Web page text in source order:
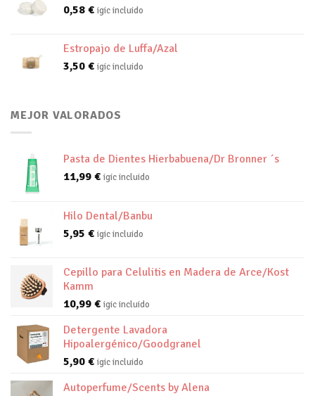
0,58 € igic incluido
Estropajo de Luffa/Azal
3,50 € igic incluido
MEJOR VALORADOS
Pasta de Dientes Hierbabuena/Dr Bronner ´s
11,99 € igic incluido
Hilo Dental/Banbu
5,95 € igic incluido
Cepillo para Celulitis en Madera de Arce/Kost
Kamm
10,99 € igic incluido
Detergente Lavadora
Hipoalergénico/Goodgranel
5,90 € igic incluido
Autoperfume/Scents by Alena